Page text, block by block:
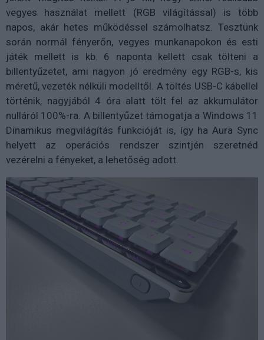
vegyes használat mellett (RGB világítással) is több
napos, akár hetes működéssel számolhatsz. Tesztünk
során normál fényerőn, vegyes munkanapokon és esti
játék mellett is kb. 6 naponta kellett csak tölteni a
billentyűzetet, ami nagyon jó eredmény egy RGB-s, kis
méretű, vezeték nélküli modelltől. A töltés USB-C kábellel
történik, nagyjából 4 óra alatt tölt fel az akkumulátor
nulláról 100%-ra. A billentyűzet támogatja a Windows 11
Dinamikus megvilágítás funkcióját is, így ha Aura Sync
helyett az operációs rendszer szintjén szeretnéd
vezérelni a fényeket, a lehetőség adott.